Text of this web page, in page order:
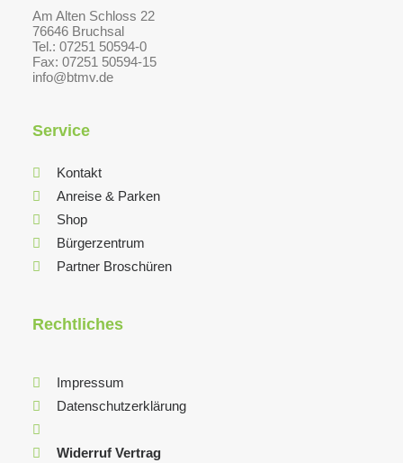
Am Alten Schloss 22
76646 Bruchsal
Tel.: 07251 50594-0
Fax: 07251 50594-15
info@btmv.de
Service
Kontakt
Anreise & Parken
Shop
Bürgerzentrum
Partner Broschüren
Rechtliches
Impressum
Datenschutzerklärung
Widerruf Vertrag